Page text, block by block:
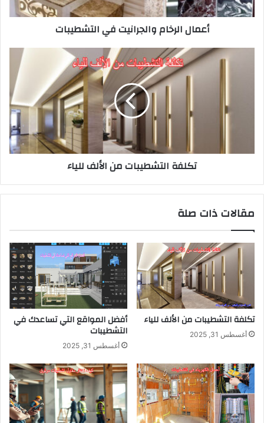
أعمال الرخام والجرانيت في التشطيبات
تكلفة التشطيبات من الألف للياء
مقالات ذات صلة
تكلفة التشطيبات من الألف للياء
أغسطس 31, 2025
أفضل المواقع التي تساعدك في
التشطيبات
أغسطس 31, 2025